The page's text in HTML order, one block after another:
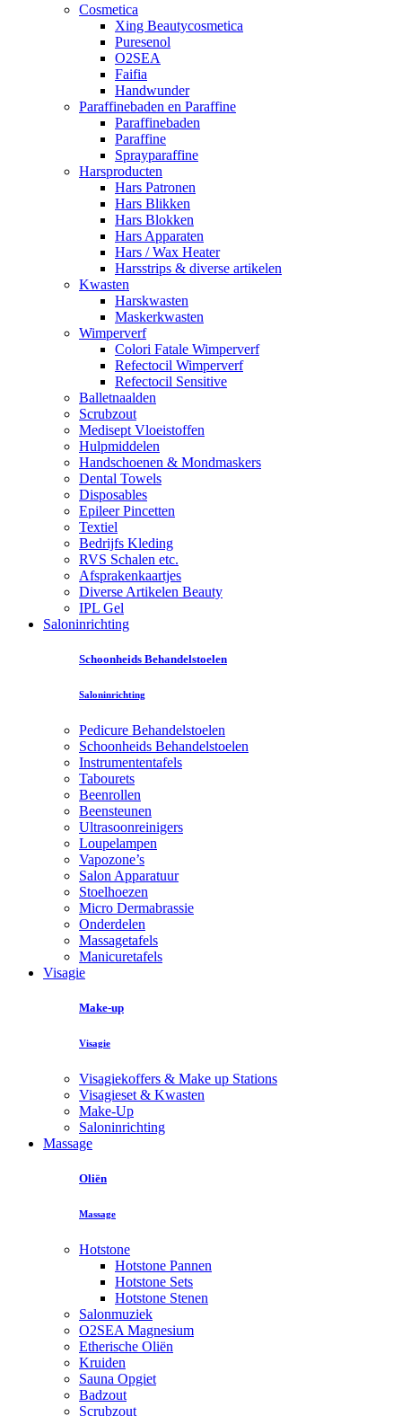
Cosmetica
Xing Beautycosmetica
Puresenol
O2SEA
Faifia
Handwunder
Paraffinebaden en Paraffine
Paraffinebaden
Paraffine
Sprayparaffine
Harsproducten
Hars Patronen
Hars Blikken
Hars Blokken
Hars Apparaten
Hars / Wax Heater
Harsstrips & diverse artikelen
Kwasten
Harskwasten
Maskerkwasten
Wimperverf
Colori Fatale Wimperverf
Refectocil Wimperverf
Refectocil Sensitive
Balletnaalden
Scrubzout
Medisept Vloeistoffen
Hulpmiddelen
Handschoenen & Mondmaskers
Dental Towels
Disposables
Epileer Pincetten
Textiel
Bedrijfs Kleding
RVS Schalen etc.
Afsprakenkaartjes
Diverse Artikelen Beauty
IPL Gel
Saloninrichting
Schoonheids Behandelstoelen
Saloninrichting
Pedicure Behandelstoelen
Schoonheids Behandelstoelen
Instrumententafels
Tabourets
Beenrollen
Beensteunen
Ultrasoonreinigers
Loupelampen
Vapozone’s
Salon Apparatuur
Stoelhoezen
Micro Dermabrassie
Onderdelen
Massagetafels
Manicuretafels
Visagie
Make-up
Visagie
Visagiekoffers & Make up Stations
Visagieset & Kwasten
Make-Up
Saloninrichting
Massage
Oliën
Massage
Hotstone
Hotstone Pannen
Hotstone Sets
Hotstone Stenen
Salonmuziek
O2SEA Magnesium
Etherische Oliën
Kruiden
Sauna Opgiet
Badzout
Scrubzout